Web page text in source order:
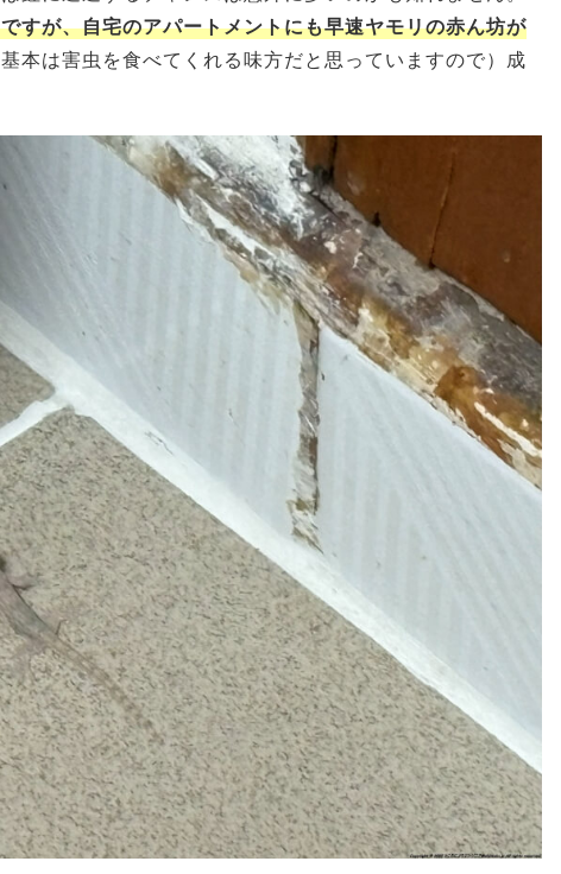
すが、自宅のアパートメントにも早速ヤモリの赤ん坊が
本は害虫を食べてくれる味方だと思っていますので）成